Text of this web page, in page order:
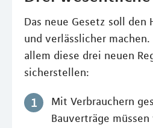
Das neue Gesetz soll den
und verlässlicher
allem diese drei neuen
sicherstellen:
Mit Verbrauchern
Bauverträge